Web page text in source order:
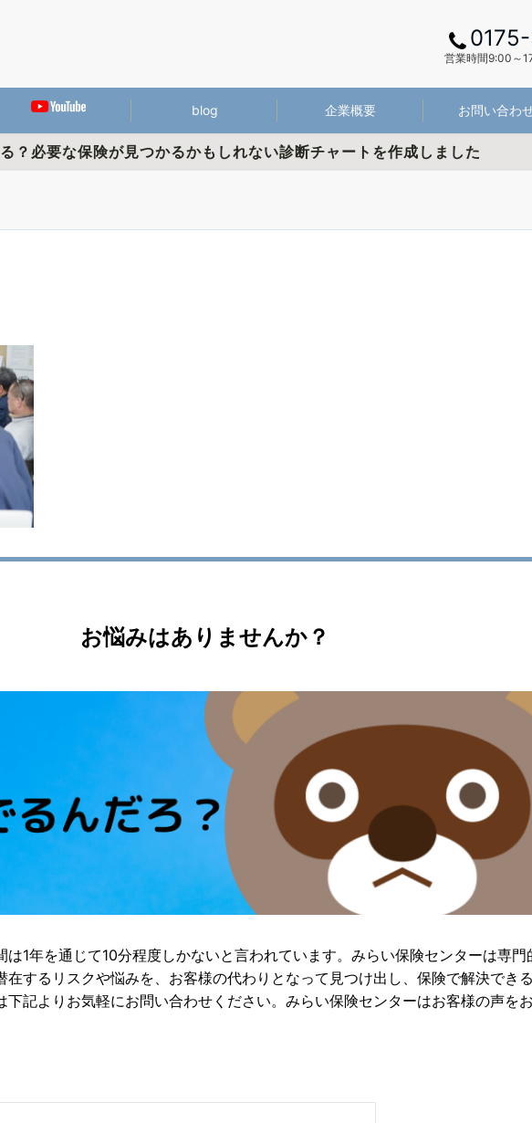
営業時間9:00～
blog 企業概要 お問い合わ
？必要な保険が見つかるかもしれない診断チャートを作成しました
お悩みはありませんか？
1年を通じて10分程度しかないと言われています。みらい保険センターは専門
するリスクや悩みを、お客様の代わりとなって見つけ出し、保険で解決でき
記よりお気軽にお問い合わせください。みらい保険センターはお客様の声を